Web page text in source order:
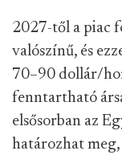
2027-től a piac
valószínű, és
70–90 dollár/
fenntartható
elsősorban az
határozhat